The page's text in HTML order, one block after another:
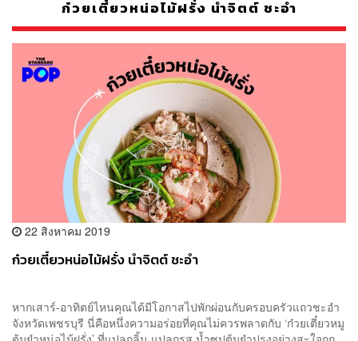
ก๋วยเตี๋ยวหน่อไม้ฝรั่ง นำจิตต์ ชะอำ
22 สิงหาคม 2019
ก๋วยเตี๋ยวหน่อไม้ฝรั่ง นำจิตต์ ชะอำ
หากเสาร์-อาทิตย์ไหนคุณได้มีโอกาสไปพักผ่อนกับครอบครัวแถวชะอำ
จังหวัดเพชรบุรี นี่คือหนึ่งความอร่อยที่คุณไม่ควรพลาดกับ ‘ก๋วยเตี๋ยวหมู